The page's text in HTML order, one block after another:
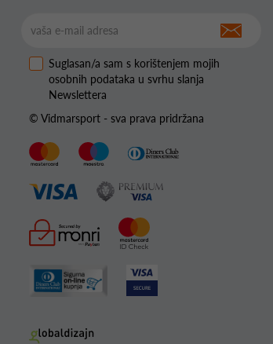
Suglasan/a sam s korištenjem mojih
osobnih podataka u svrhu slanja
Newslettera
© Vidmarsport - sva prava pridržana